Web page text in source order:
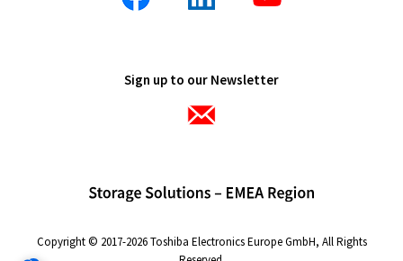
Sign up to our Newsletter
Copyright © 2017-2026 Toshiba Electronics Europe GmbH, All Rights